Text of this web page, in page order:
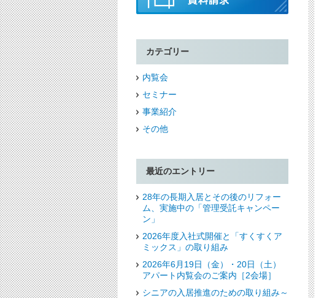
カテゴリー
内覧会
セミナー
事業紹介
その他
最近のエントリー
28年の長期入居とその後のリフォー
ム、実施中の「管理受託キャンペー
ン」
2026年度入社式開催と「すくすくア
ミックス」の取り組み
2026年6月19日（金）・20日（土）
アパート内覧会のご案内［2会場］
シニアの入居推進のための取り組み～